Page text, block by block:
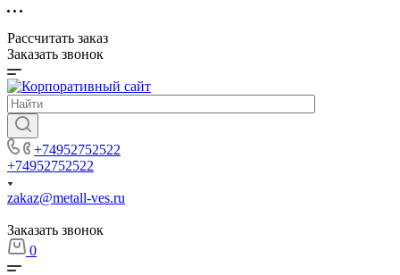
Рассчитать заказ
Заказать звонок
+74952752522
+74952752522
zakaz@metall-ves.ru
Заказать звонок
0